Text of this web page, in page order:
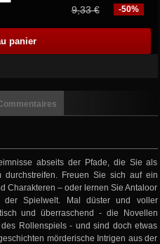
-50%
9,33 €
abseits der Pfade, die Sie als
durchstreifen. Freuen Sie sich auf ein
Charakteren – oder lernen Sie Antaloor
Spielwelt. Mal düster und voller
und überraschend - die Novellen
Rollenspiels - und sind doch etwas
mörderische Intrigen aus der